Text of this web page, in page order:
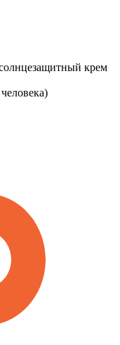
крем